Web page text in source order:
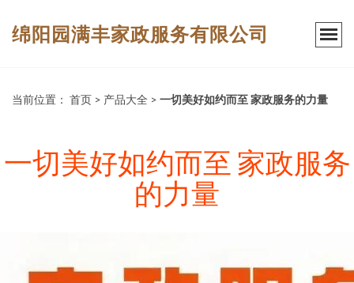
绵阳园满丰家政服务有限公司
当前位置： 首页 > 产品大全 > 一切美好如约而至 家政服务的力量
一切美好如约而至 家政服务
的力量